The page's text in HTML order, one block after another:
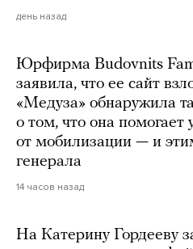
день назад
Юрфирма Budovnits
заявила, что ее сайт
«Медуза» обнаружила
о том, что она помогает
от мобилизации — и
генерала
14 часов назад
На Катерину Гордееву